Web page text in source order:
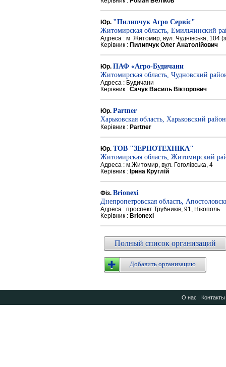
Юр. "Пилипчук Агро Сервіс"
Житомирская область, Емильчинский
Адреса : м. Житомир, вул. Чуднівська, 104
Керівник : Пилипчук Олег Анатолійович
Юр. ПАФ «Агро-Будичани
Житомирская область, Чудновский
Адреса : Будичани
Керівник : Сачук Василь Вікторович
Юр. Partner
Харьковская область, Харьковский район
Керівник : Partner
Юр. ТОВ "ЗЕРНОТЕХНІКА"
Житомирская область, Житомирский
Адреса : м.Житомир, вул. Гоголівська, 4
Керівник : Ірина Круглій
Фіз. Brionexi
Днепропетровская область,
Адреса : проспект Трубників, 91, Нікополь
Керівник : Brionexi
Полный список организаций
Добавить организацию
О нас | Контакты